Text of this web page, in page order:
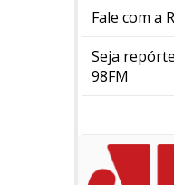
Fale com a
Seja
98FM